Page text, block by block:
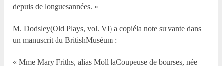
depuis de longuesannées. »
M. Dodsley(Old Plays, vol. VI) a copiéla note suivante dans
un manuscrit du BritishMuséum :
« Mme Mary Friths, alias Moll laCoupeuse de bourses, née